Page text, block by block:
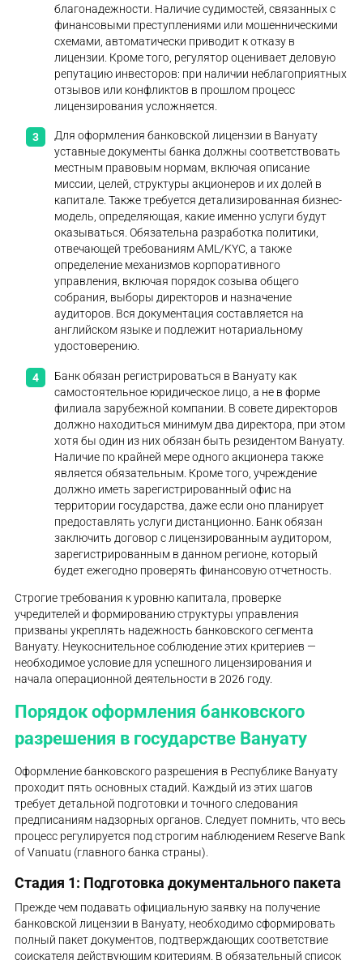
благонадежности. Наличие судимостей, связанных с
финансовыми преступлениями или мошенническими
схемами, автоматически приводит к отказу в
лицензии. Кроме того, регулятор оценивает деловую
репутацию инвесторов: при наличии неблагоприятных
отзывов или конфликтов в прошлом процесс
лицензирования усложняется.
Для оформления банковской лицензии в Вануату
уставные документы банка должны соответствовать
местным правовым нормам, включая описание
миссии, целей, структуры акционеров и их долей в
капитале. Также требуется детализированная бизнес-
модель, определяющая, какие именно услуги будут
оказываться. Обязательна разработка политики,
отвечающей требованиям AML/KYC, а также
определение механизмов корпоративного
управления, включая порядок созыва общего
собрания, выборы директоров и назначение
аудиторов. Вся документация составляется на
английском языке и подлежит нотариальному
удостоверению.
Банк обязан регистрироваться в Вануату как
самостоятельное юридическое лицо, а не в форме
филиала зарубежной компании. В совете директоров
должно находиться минимум два директора, при этом
хотя бы один из них обязан быть резидентом Вануату.
Наличие по крайней мере одного акционера также
является обязательным. Кроме того, учреждение
должно иметь зарегистрированный офис на
территории государства, даже если оно планирует
предоставлять услуги дистанционно. Банк обязан
заключить договор с лицензированным аудитором,
зарегистрированным в данном регионе, который
будет ежегодно проверять финансовую отчетность.
Строгие требования к уровню капитала, проверке
учредителей и формированию структуры управления
призваны укреплять надежность банковского сегмента
Вануату. Неукоснительное соблюдение этих критериев —
необходимое условие для успешного лицензирования и
начала операционной деятельности в 2026 году.
Порядок оформления банковского
разрешения в государстве Вануату
Оформление банковского разрешения в Республике Вануату
проходит пять основных стадий. Каждый из этих шагов
требует детальной подготовки и точного следования
предписаниям надзорных органов. Следует помнить, что весь
процесс регулируется под строгим наблюдением Reserve Bank
of Vanuatu (главного банка страны).
Стадия 1: Подготовка документального пакета
Прежде чем подавать официальную заявку на получение
банковской лицензии в Вануату, необходимо сформировать
полный пакет документов, подтверждающих соответствие
соискателя действующим критериям. В обязательный список